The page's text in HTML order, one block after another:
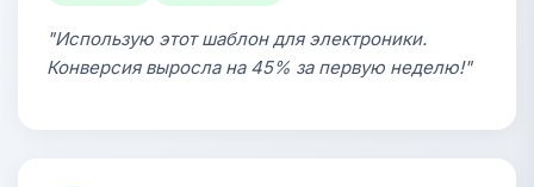
"Использую этот шаблон для электроники.
Конверсия выросла на 45% за первую неделю!"